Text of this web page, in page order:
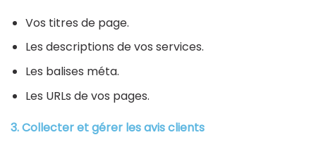
Vos titres de page.
Les descriptions de vos services.
Les balises méta.
Les URLs de vos pages.
3. Collecter et gérer les avis clients